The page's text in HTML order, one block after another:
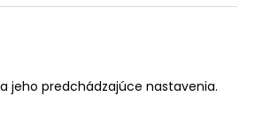
jeho predchádzajúce nastavenia.